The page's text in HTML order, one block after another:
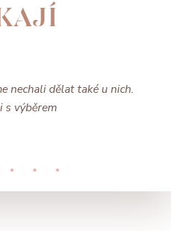
nechali dělat také u nich.
s výběrem